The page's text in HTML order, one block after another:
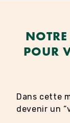
POUR
Dans cette
devenir un